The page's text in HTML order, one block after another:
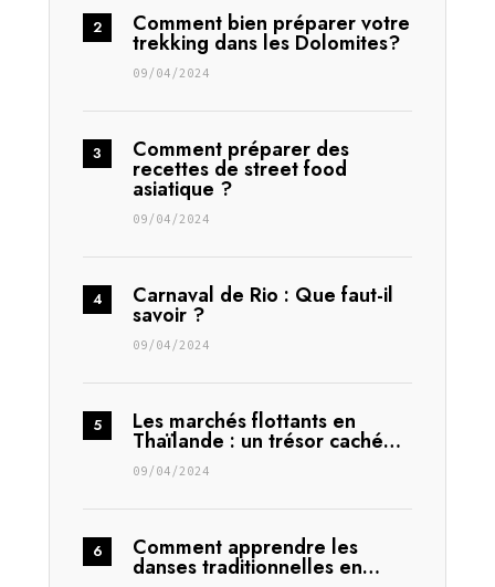
Comment bien préparer votre
trekking dans les Dolomites?
09/04/2024
Comment préparer des
recettes de street food
asiatique ?
09/04/2024
Carnaval de Rio : Que faut-il
savoir ?
09/04/2024
Les marchés flottants en
Thaïlande : un trésor caché…
09/04/2024
Comment apprendre les
danses traditionnelles en…